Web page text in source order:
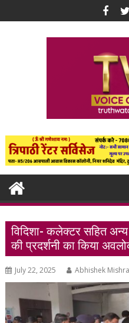
to
विदिशा- कलेक्टर सहित
की प्रदर्शनी का किया
July 22, 2025 Abhishek Mishra